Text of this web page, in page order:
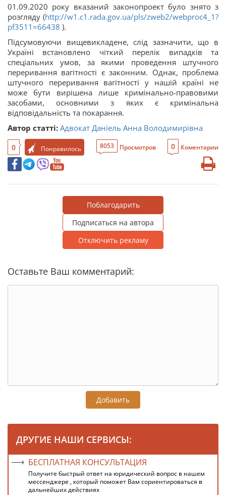
01.09.2020 року вказаний законопроект було знято з
розгляду (http://w1.c1.rada.gov.ua/pls/zweb2/webproc4_1?
pf3511=66438 ).
Підсумовуючи вищевикладене, слід зазначити, що в
Україні встановлено чіткий перелік випадків та
спеціальних умов, за якими проведення штучного
переривання вагітності є законним. Однак, проблема
штучного переривання вагітності у нашій країні не
може бути вирішена лише кримінально-правовими
засобами, основними з яких є кримінальна
відповідальність та покарання.
Автор статті: Адвокат Даніель Анна Володимирівна
0 Понравилось 8053 Просмотров 0 Коментарии
Поблагодарить
Подписаться на автора
Отключить рекламу
Оставьте Ваш комментарий:
Добавить
ДРУГИЕ НАШИ СЕРВИСЫ:
БЕСПЛАТНАЯ КОНСУЛЬТАЦИЯ
Получите быстрый ответ на юридический вопрос в нашем
мессенджере , который поможет Вам сориентироваться в
дальнейших действиях